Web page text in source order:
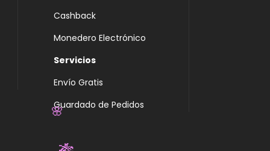
Cashback
Monedero Electrónico
Servicios
Envío Gratis
Guardado de Pedidos